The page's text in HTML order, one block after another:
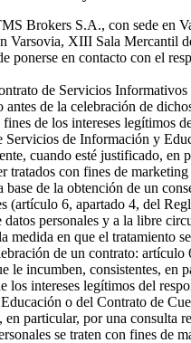
Brokers S.A., con sede
Varsovia, XIII Sala
en contacto con el
de Servicios
de la celebración de
de los intereses
de Información y
cuando esté justificado,
tratados con fines de
de la obtención de un
(artículo 6, apartado 4, del
personales y a la libre
medida en que el
de un contrato:
le incumben, consistentes,
los intereses legítimos del
o del Contrato de
particular, por una
se traten con fines